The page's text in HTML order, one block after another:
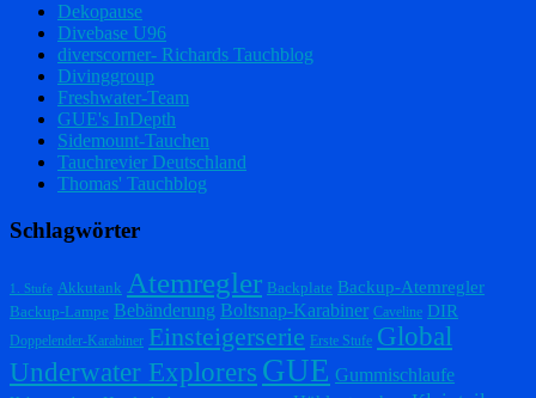
Dekopause
Divebase U96
diverscorner- Richards Tauchblog
Divinggroup
Freshwater-Team
GUE's InDepth
Sidemount-Tauchen
Tauchrevier Deutschland
Thomas' Tauchblog
Schlagwörter
1. Stufe Akkutank Atemregler Backplate Backup-Atemregler
Backup-Lampe Bebänderung Boltsnap-Karabiner Caveline DIR
Doppelender-Karabiner Einsteigerserie Erste Stufe Global
Underwater Explorers GUE Gummischlaufe